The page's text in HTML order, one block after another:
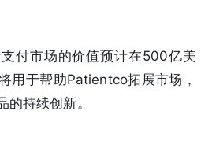
付市场的价值预计在500亿美
用于帮助Patientco拓展市场，
的持续创新。